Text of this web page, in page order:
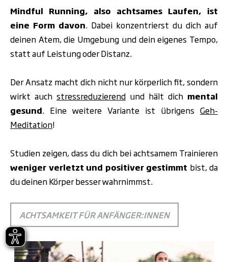
Mindful Running, also achtsames Laufen, ist
eine Form davon. Dabei konzentrierst du dich auf
deinen Atem, die Umgebung und dein eigenes Tempo,
statt auf Leistung oder Distanz.
Der Ansatz macht dich nicht nur körperlich fit, sondern
wirkt auch stressreduzierend und hält dich mental
gesund. Eine weitere Variante ist übrigens Geh-
Meditation!
Studien zeigen, dass du dich bei achtsamem Trainieren
weniger verletzt und positiver gestimmt bist, da
du deinen Körper besser wahrnimmst.
ACHTSAMKEIT FÜR ANFÄNGER:INNEN